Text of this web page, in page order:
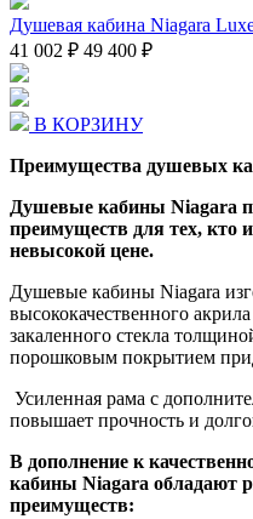
Душевая кабина Niagara
41 002 ₽ 49 400 ₽
В КОРЗИНУ
Преимущества душевых
Душевые кабины Niagara
преимуществ для тех, кто
невысокой цене.
Душевые кабины Niagara
высококачественного
закаленного стекла
порошковым покрытием
Усиленная рама с
повышает прочность и
В дополнение к
кабины Niagara обладают
преимуществ: